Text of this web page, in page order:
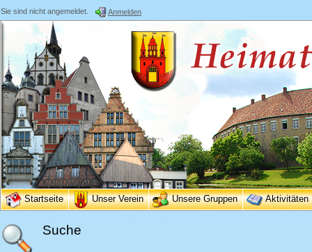
Sie sind nicht angemeldet. Anmelden
Startseite Unser Verein Unsere Gruppen Aktivitäten
Suche